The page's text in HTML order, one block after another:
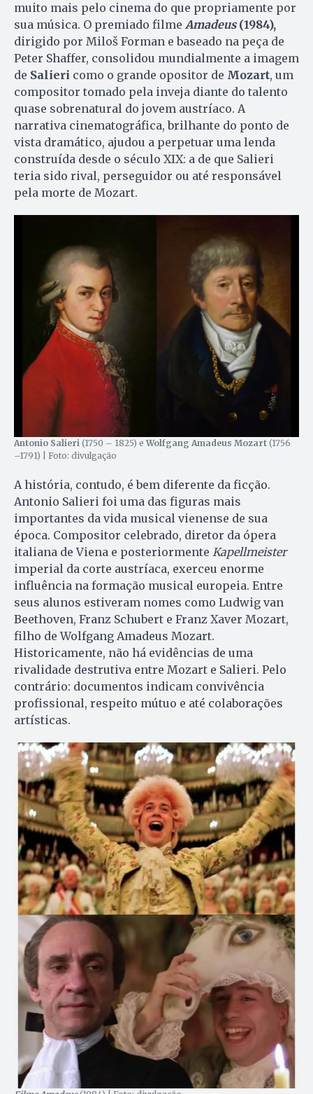
muito mais pelo cinema do que propriamente por
sua música. O premiado filme Amadeus(1984),
dirigido por Miloš Forman e baseado na peça de
Peter Shaffer, consolidou mundialmente a imagem
de Salieri como o grande opositor de Mozart, um
compositor tomado pela inveja diante do talento
quase sobrenatural do jovem austríaco. A
narrativa cinematográfica, brilhante do ponto de
vista dramático, ajudou a perpetuar uma lenda
construída desde o século XIX: a de que Salieri
teria sido rival, perseguidor ou até responsável
pela morte de Mozart.
Antonio Salieri (1750 – 1825) e Wolfgang Amadeus Mozart (1756
–1791) | Foto: divulgação
A história, contudo, é bem diferente da ficção.
Antonio Salieri foi uma das figuras mais
importantes da vida musical vienense de sua
época. Compositor celebrado, diretor da ópera
italiana de Viena e posteriormente Kapellmeister
imperial da corte austríaca, exerceu enorme
influência na formação musical europeia. Entre
seus alunos estiveram nomes como Ludwig van
Beethoven, Franz Schubert e Franz Xaver Mozart,
filho de Wolfgang Amadeus Mozart.
Historicamente, não há evidências de uma
rivalidade destrutiva entre Mozart e Salieri. Pelo
contrário: documentos indicam convivência
profissional, respeito mútuo e até colaborações
artísticas.